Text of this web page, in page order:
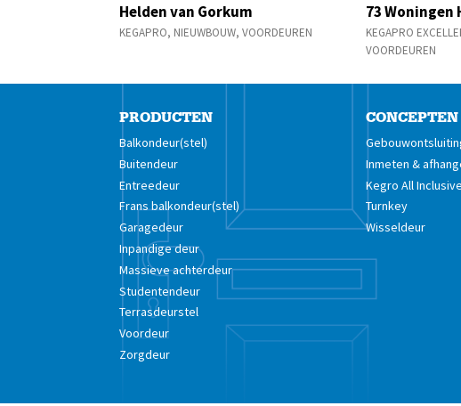
Helden van Gorkum
KEGAPRO, NIEUWBOUW,VOORDEUREN
73 Woningen
KEGAPRO
VOORDEUREN
PRODUCTEN
Balkondeur(stel)
Buitendeur
Entreedeur
Frans balkondeur(stel)
Garagedeur
Inpandige deur
Massieve achterdeur
Studentendeur
Terrasdeurstel
Voordeur
Zorgdeur
CONCEPTEN
Inmeten &
Kegro All Inclusive
Turnkey
Wisseldeur